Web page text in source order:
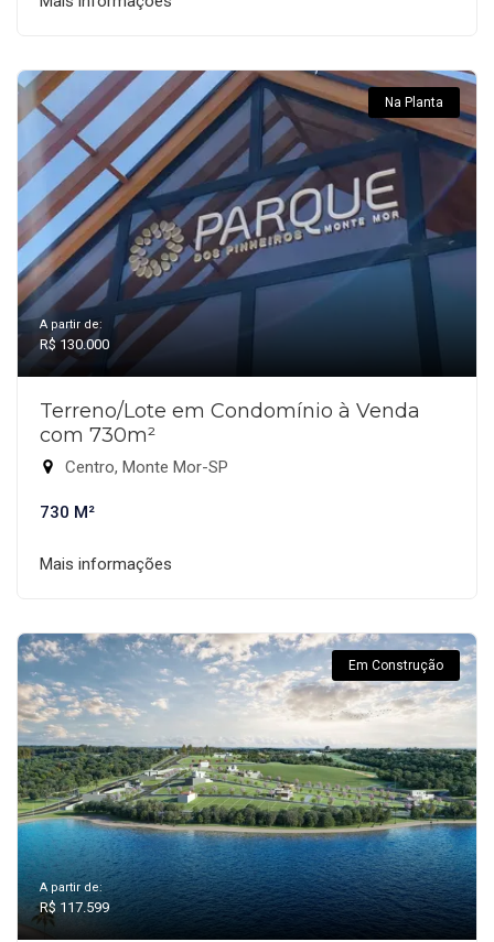
Na Planta
A partir de:
R$ 130.000
Terreno/Lote em Condomínio à Venda
com 730m²
Centro, Monte Mor-SP
730 M²
Mais informações
Em Construção
A partir de:
R$ 117.599